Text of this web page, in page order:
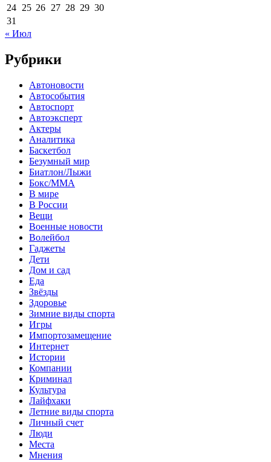
24 25 26 27 28 29 30
31
« Июл
Рубрики
Автоновости
Автособытия
Автоспорт
Автоэксперт
Актеры
Аналитика
Баскетбол
Безумный мир
Биатлон/Лыжи
Бокс/MMA
В мире
В России
Вещи
Военные новости
Волейбол
Гаджеты
Дети
Дом и сад
Еда
Звёзды
Здоровье
Зимние виды спорта
Игры
Импортозамещение
Интернет
Истории
Компании
Криминал
Культура
Лайфхаки
Летние виды спорта
Личный счет
Люди
Места
Мнения